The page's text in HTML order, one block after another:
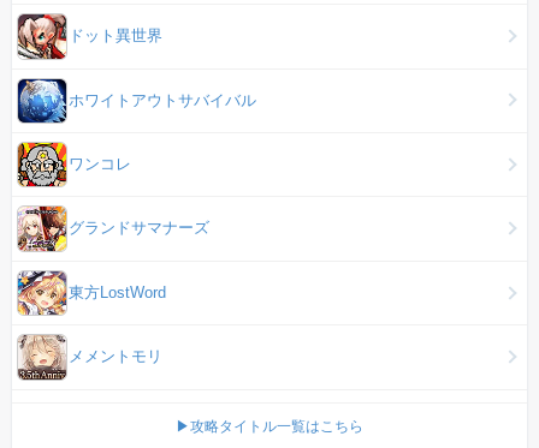
ドット異世界
ホワイトアウトサバイバル
ワンコレ
グランドサマナーズ
東方LostWord
メメントモリ
▶攻略タイトル一覧はこちら